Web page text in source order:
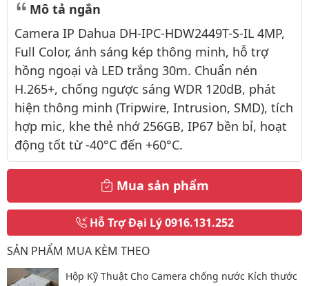
Mô tả ngắn
Camera IP Dahua DH-IPC-HDW2449T-S-IL 4MP,
Full Color, ánh sáng kép thông minh, hỗ trợ
hồng ngoại và LED trắng 30m. Chuẩn nén
H.265+, chống ngược sáng WDR 120dB, phát
hiện thông minh (Tripwire, Intrusion, SMD), tích
hợp mic, khe thẻ nhớ 256GB, IP67 bền bỉ, hoạt
động tốt từ -40°C đến +60°C.
Mua sản phẩm
Hỗ Trợ Đại Lý0916.131.252
SẢN PHẨM MUA KÈM THEO
Hộp Kỹ Thuật Cho Camera chống nước Kích thước